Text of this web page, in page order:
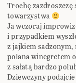
Trochę
towarzystwa
Ja wczoraj
i przypadkiem
z jajkiem
polana winegretem
z sałatą bardzo
Dziewczyny